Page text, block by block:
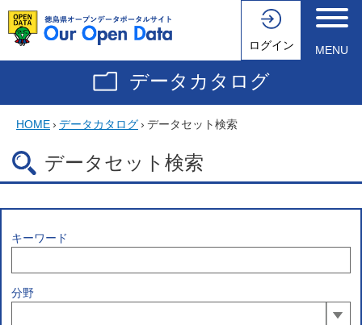
ログイン MENU
データカタログ
HOME› データカタログ› データセット検索
データセット検索
キーワード
分野